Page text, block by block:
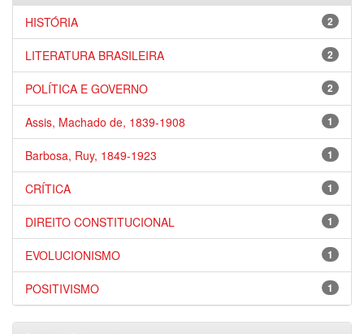
2
HISTÓRIA
2
LITERATURA BRASILEIRA
2
POLÍTICA E GOVERNO
1
Assis, Machado de, 1839-1908
1
Barbosa, Ruy, 1849-1923
1
CRÍTICA
1
DIREITO CONSTITUCIONAL
1
EVOLUCIONISMO
1
POSITIVISMO